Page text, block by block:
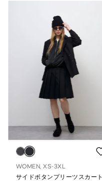
WOMEN, XS-3XL
サイドボタンプリーツスカート